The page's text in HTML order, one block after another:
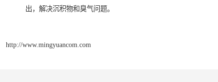
出，解决沉积物和臭气问题。
http://www.mingyuancom.com